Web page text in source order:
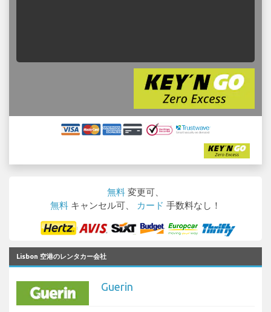
無料 変更可、
無料 キャンセル可、 カード 手数料なし！
Lisbon 空港のレンタカー会社
Guerin